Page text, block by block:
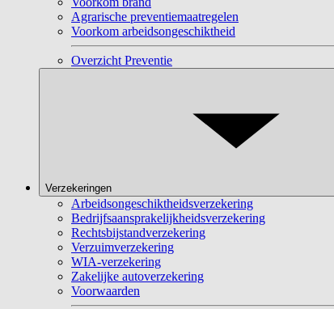
Agrarische preventiemaatregelen
Voorkom arbeidsongeschiktheid
Overzicht Preventie
Verzekeringen
Arbeidsongeschiktheidsverzekering
Bedrijfsaansprakelijkheidsverzekering
Rechtsbijstandverzekering
Verzuimverzekering
WIA-verzekering
Zakelijke autoverzekering
Voorwaarden